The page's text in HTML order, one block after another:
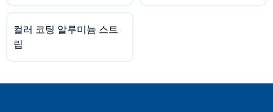
컬러 코팅 알루미늄 스트
립